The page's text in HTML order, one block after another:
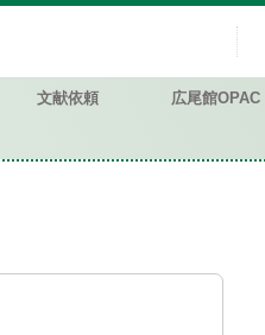
文献依頼 広尾館OPAC